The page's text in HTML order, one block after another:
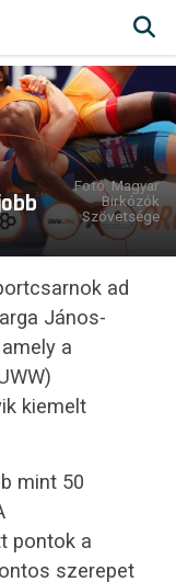
Fotó: Magyar
Birkózók
Szövetsége
ad
János-
a
kiemelt
mint 50
pontok a
szerepet